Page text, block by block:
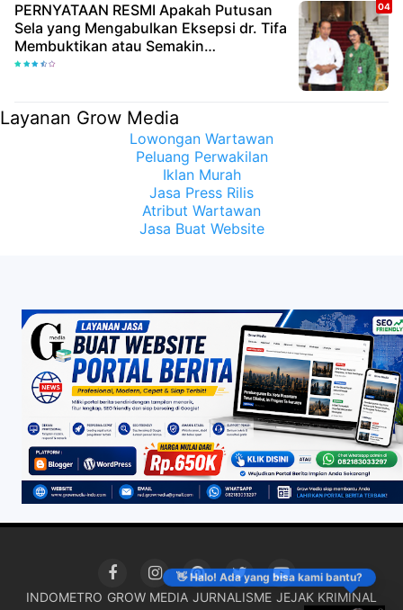
PERNYATAAN RESMI Apakah Putusan
Sela yang Mengabulkan Eksepsi dr. Tifa
Membuktikan atau Semakin
Meyakinkan Publik Bahwa Ijazah
Layanan Grow Media
Lowongan Wartawan
Peluang Perwakilan
Iklan Murah
Jasa Press Rilis
Atribut Wartawan
Jasa Buat Website
👋 Halo! Ada yang bisa kami bantu?
INDOMETRO GROW MEDIA JURNALISME JEJAK KRIMINAL